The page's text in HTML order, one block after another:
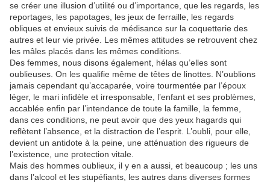
se créer une illusion d’utilité ou d’importance, que les regards, les
reportages, les papotages, les jeux de ferraille, les regards
obliques et envieux suivis de médisance sur la coquetterie des
autres et leur vie privée. Les mêmes attitudes se retrouvent chez
les mâles placés dans les mêmes conditions.
Des femmes, nous disons également, hélas qu’elles sont
oublieuses. On les qualifie même de têtes de linottes. N’oublions
jamais cependant qu’accaparée, voire tourmentée par l’époux
léger, le mari infidèle et irresponsable, l’enfant et ses problèmes,
accablée enfin par l’intendance de toute la famille, la femme,
dans ces conditions, ne peut avoir que des yeux hagards qui
reflètent l’absence, et la distraction de l’esprit. L’oubli, pour elle,
devient un antidote à la peine, une atténuation des rigueurs de
l’existence, une protection vitale.
Mais des hommes oublieux, il y en a aussi, et beaucoup ; les uns
dans l’alcool et les stupéfiants, les autres dans diverses formes